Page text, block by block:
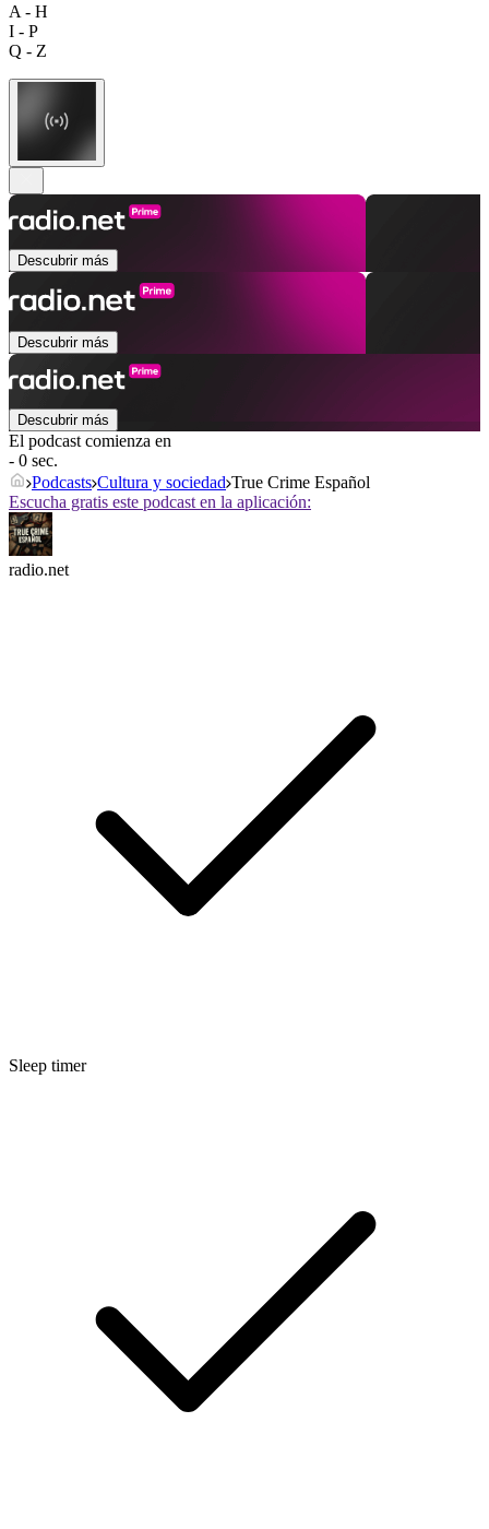
A - H
I - P
Q - Z
Descubrir más
Descubrir más
Descubrir más
El podcast comienza en
- 0 sec.
Podcasts Cultura y sociedad True Crime Español
Escucha gratis este podcast en la aplicación:
radio.net
Sleep timer